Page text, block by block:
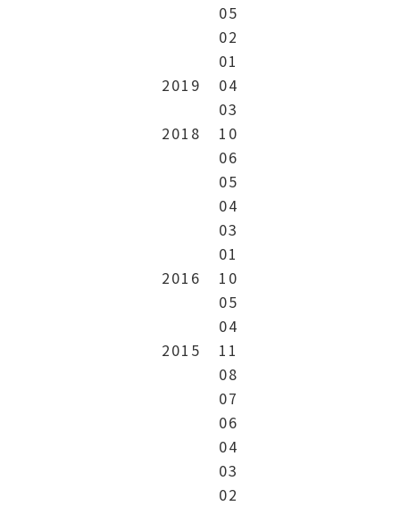
05
02
01
2019
04
03
2018
10
06
05
04
03
01
2016
10
05
04
2015
11
08
07
06
04
03
02